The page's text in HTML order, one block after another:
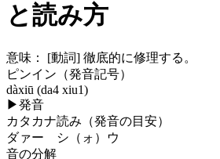
と読み方
意味：
[動詞] 徹底的に修理する。
ピンイン（発音記号）
dàxiū (da4 xiu1)
▶発音
カタカナ読み（発音の目安）
ダァー シ（ォ）ウ
音の分解